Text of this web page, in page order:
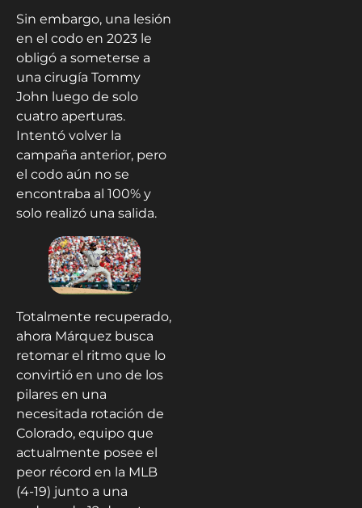
Sin embargo, una lesión
en el codo en 2023 le
obligó a someterse a
una cirugía Tommy
John luego de solo
cuatro aperturas.
Intentó volver la
campaña anterior, pero
el codo aún no se
encontraba al 100% y
solo realizó una salida.
Totalmente recuperado,
ahora Márquez busca
retomar el ritmo que lo
convirtió en uno de los
pilares en una
necesitada rotación de
Colorado, equipo que
actualmente posee el
peor récord en la MLB
(4-19) junto a una